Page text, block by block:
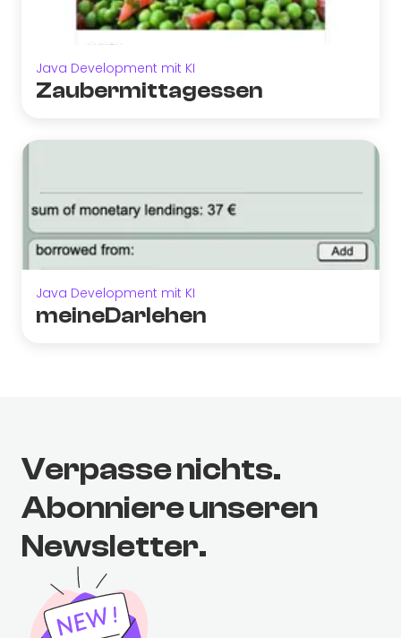
Java Development mit KI
Zaubermittagessen
Java Development mit KI
meineDarlehen
Verpasse nichts.
Abonniere unseren
Newsletter.